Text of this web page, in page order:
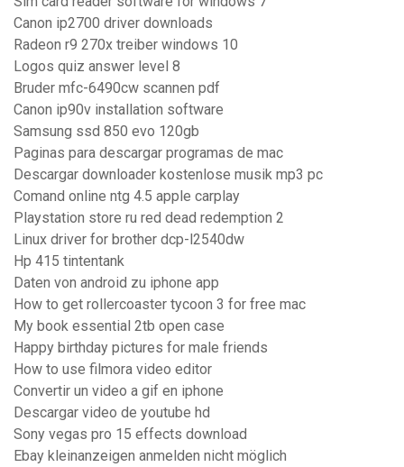
Canon ip2700 driver downloads
Radeon r9 270x treiber windows 10
Logos quiz answer level 8
Bruder mfc-6490cw scannen pdf
Canon ip90v installation software
Samsung ssd 850 evo 120gb
Paginas para descargar programas de mac
Descargar downloader kostenlose musik mp3 pc
Comand online ntg 4.5 apple carplay
Playstation store ru red dead redemption 2
Linux driver for brother dcp-l2540dw
Hp 415 tintentank
Daten von android zu iphone app
How to get rollercoaster tycoon 3 for free mac
My book essential 2tb open case
Happy birthday pictures for male friends
How to use filmora video editor
Convertir un video a gif en iphone
Descargar video de youtube hd
Sony vegas pro 15 effects download
Ebay kleinanzeigen anmelden nicht möglich